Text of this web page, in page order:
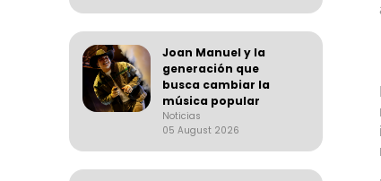
Joan Manuel y la
generación que
busca cambiar la
música popular
Noticias
05 August 2026